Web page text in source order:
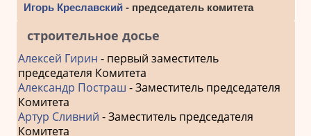
Игорь Креславский - председатель комитета
строительное досье
Алексей Гирин - первый заместитель
председателя Комитета
Александр Постраш - Заместитель председателя
Комитета
Артур Сливний - Заместитель председателя
Комитета